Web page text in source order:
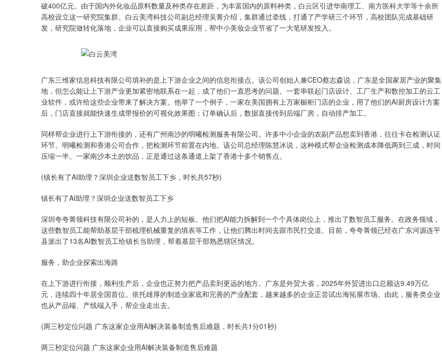
破400亿元。由于国内外化妆品原料数量及种类存在差距，为丰富国内的原料种类，白云区引进华南理工、南方医科大学等十余所
高校设立这一研究院集群。白云美湾科技公司副总经理吴菁介绍，集群通过牵线，打通了产学研三个环节，高校团队完成基础研
发，研究院做转化落地，企业可以直接购买成果应用，帮中小美妆企业节省了一大笔研发投入。
广东三维家信息科技有限公司填补的是上下游企业之间的信息衔接点。该公司创始人兼CEO蔡志森说，广东是全国家居产业的聚集
地，但怎么能让上下游产业更加紧密地联系在一起，成了他们一直思考的问题。一套串联起门店设计、工厂生产和数控加工的云工
业软件，或许给这些企业带来了解决方案。他举了一个例子，一家在美国拥有上万家橱柜门店的企业，用了他们的AI厨房设计方案
后，门店直接就能快速生成带报价的可视化效果图；订单确认后，数据直接传到后端厂房，自动排产加工。
同样帮企业进行上下游衔接的，还有广州南沙的明曦检测服务有限公司。许多中小企业的农副产品想卖到香港，往往卡在检测认证
环节。明曦检测和香港公司合作，把检测环节前置在内地。该公司总经理陈慧冰说，这种模式帮企业检测成本降低两到三成，时间
压缩一半。一家南沙本土的饮品，正是通过这条通道上架了香港十多个销售点。
(镇长有了AI助理？深圳企业送数智员工下乡，时长共57秒)
镇长有了AI助理？深圳企业送数智员工下乡
深圳夸夸菁领科技有限公司补的，是人力上的短板。他们把AI能力拆解到一个个具体岗位上，推出了数智员工服务。在政务领域，
这些数智员工能帮助基层干部梳理机械重复的填表等工作，让他们腾出时间去跟市民打交道。目前，夸夸菁领已经在广东河源连平
县派出了13名AI数智员工给镇长当助理，帮着基层干部熟悉辖区情况。
服务，助企业探索出海路
在上下游进行衔接，顺利生产后，企业也正努力把产品卖到更远的地方。广东是外贸大省，2025年外贸进出口总额达9.49万亿
元，连续四十年居全国首位。依托雄厚的制造业家底和完善的产业配套，越来越多的企业正尝试出海拓展市场。由此，服务类企业
也从产品端、产线端入手，帮企业走出去。
(两三秒定位问题 广东这家企业用AI解决装备制造售后难题，时长共1分01秒)
两三秒定位问题 广东这家企业用AI解决装备制造售后难题